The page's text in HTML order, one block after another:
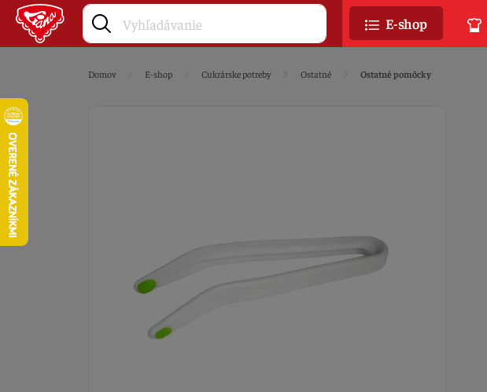
Domov E-shop Cukrárske potreby Ostatné Ostatné pomôcky
E-shop